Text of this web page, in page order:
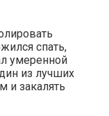
спать,
умеренной
из лучших
и закалять